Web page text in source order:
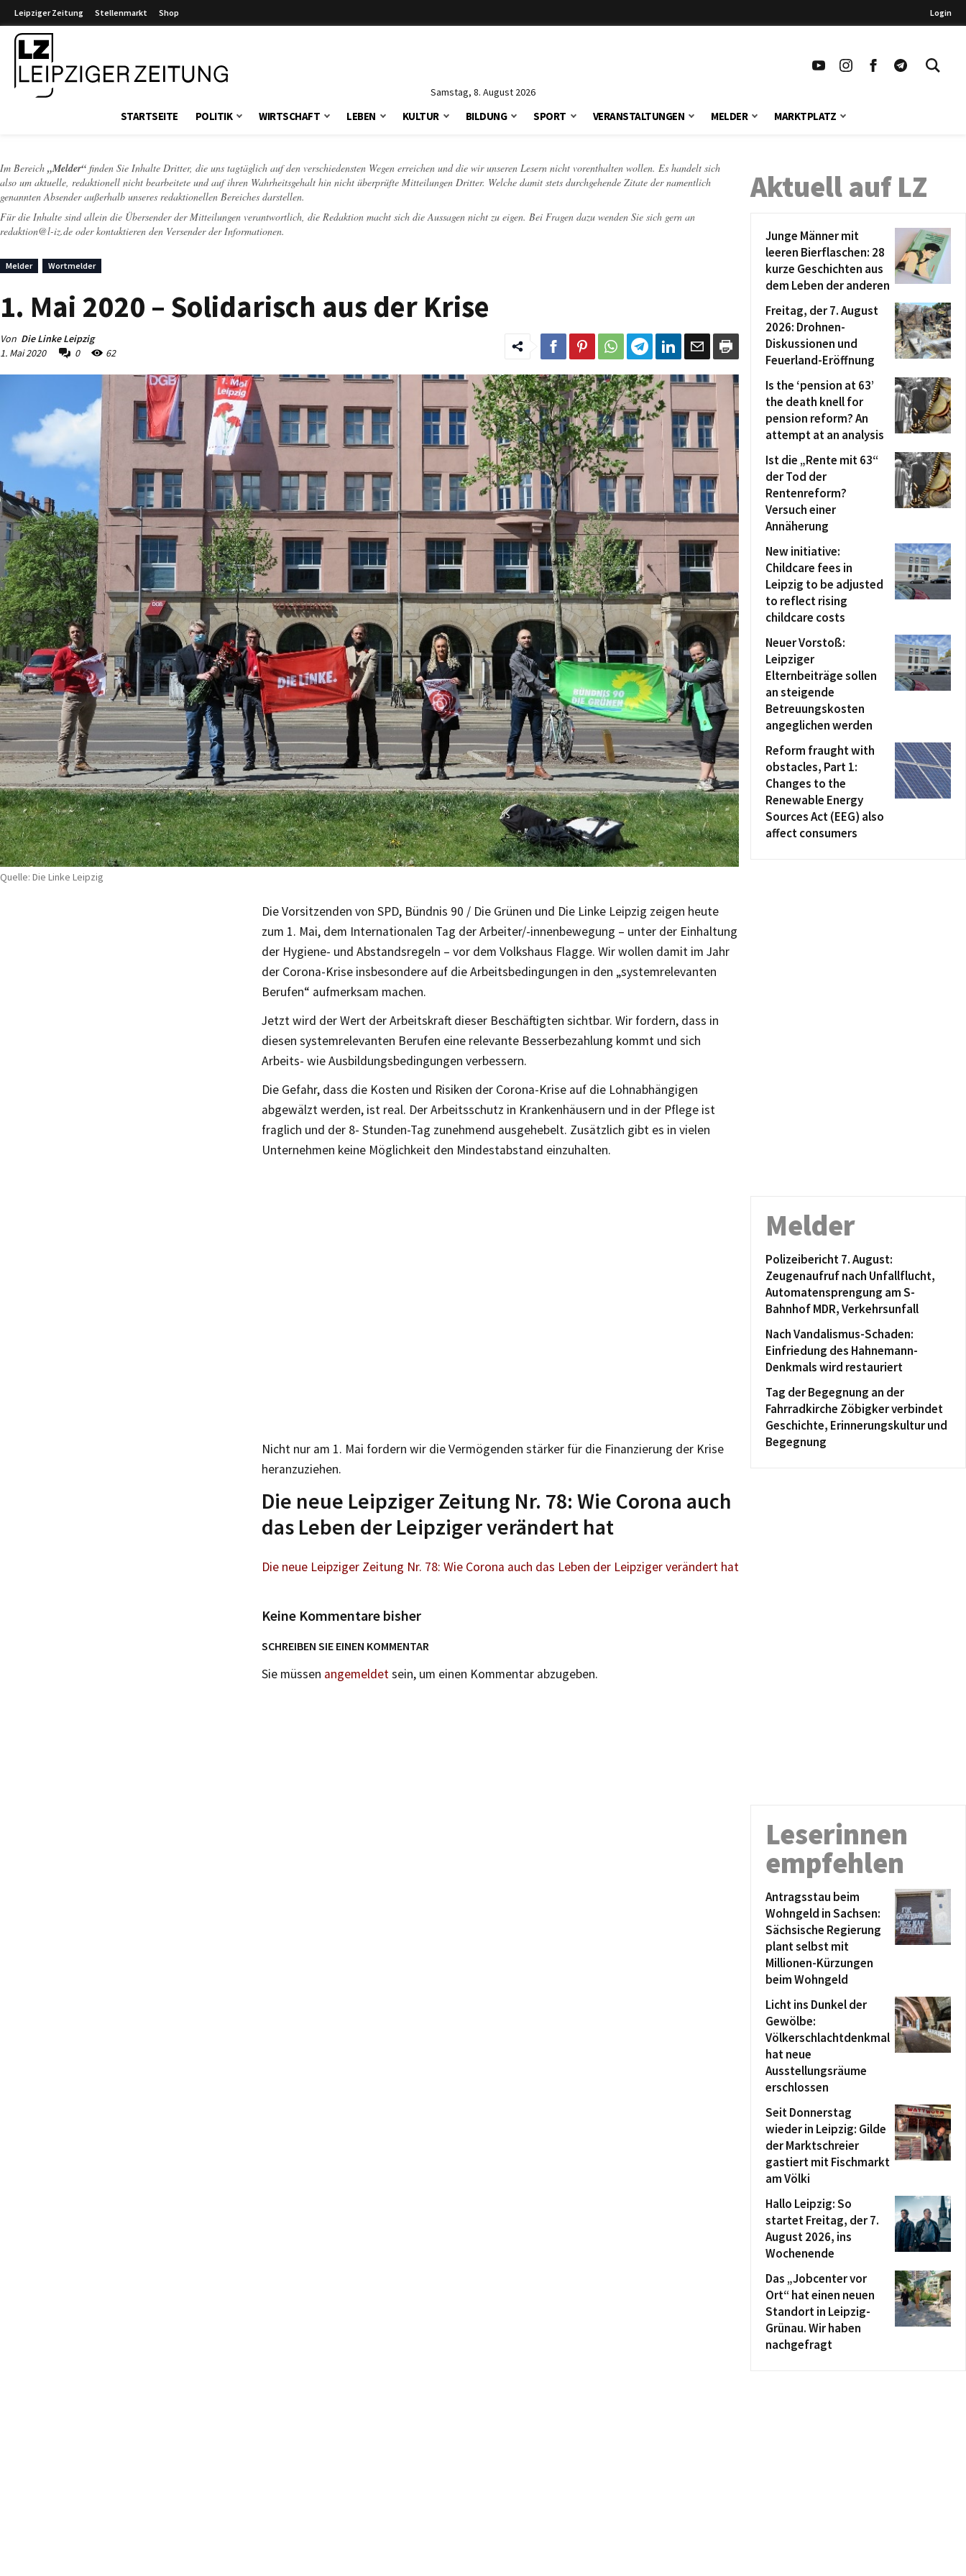
Leipziger Zeitung Stellenmarkt Shop Login
Samstag, 8. August 2026
STARTSEITE POLITIK WIRTSCHAFT LEBEN KULTUR BILDUNG SPORT VERANSTALTUNGEN MELDER MARKTPLATZ
Im Bereich „Melder“ finden Sie Inhalte Dritter, die uns tagtäglich auf den verschiedensten Wegen erreichen und die wir unseren Lesern nicht vorenthalten wollen. Es handelt sich
also um aktuelle, redaktionell nicht bearbeitete und auf ihren Wahrheitsgehalt hin nicht überprüfte Mitteilungen Dritter. Welche damit stets durchgehende Zitate der namentlich
genannten Absender außerhalb unseres redaktionellen Bereiches darstellen.
Für die Inhalte sind allein die Übersender der Mitteilungen verantwortlich, die Redaktion macht sich die Aussagen nicht zu eigen. Bei Fragen dazu wenden Sie sich gern an
redaktion@l-iz.de oder kontaktieren den Versender der Informationen.
Melder Wortmelder
1. Mai 2020 – Solidarisch aus der Krise
Von Die Linke Leipzig
1. Mai 2020
0 62
Quelle: Die Linke Leipzig
Die Vorsitzenden von SPD, Bündnis 90 / Die Grünen und Die Linke Leipzig zeigen heute
zum 1. Mai, dem Internationalen Tag der Arbeiter/-innenbewegung – unter der Einhaltung
der Hygiene- und Abstandsregeln – vor dem Volkshaus Flagge. Wir wollen damit im Jahr
der Corona-Krise insbesondere auf die Arbeitsbedingungen in den „systemrelevanten
Berufen“ aufmerksam machen.
Jetzt wird der Wert der Arbeitskraft dieser Beschäftigten sichtbar. Wir fordern, dass in
diesen systemrelevanten Berufen eine relevante Besserbezahlung kommt und sich
Arbeits- wie Ausbildungsbedingungen verbessern.
Die Gefahr, dass die Kosten und Risiken der Corona-Krise auf die Lohnabhängigen
abgewälzt werden, ist real. Der Arbeitsschutz in Krankenhäusern und in der Pflege ist
fraglich und der 8- Stunden-Tag zunehmend ausgehebelt. Zusätzlich gibt es in vielen
Unternehmen keine Möglichkeit den Mindestabstand einzuhalten.
Nicht nur am 1. Mai fordern wir die Vermögenden stärker für die Finanzierung der Krise
heranzuziehen.
Die neue Leipziger Zeitung Nr. 78: Wie Corona auch
das Leben der Leipziger verändert hat
Die neue Leipziger Zeitung Nr. 78: Wie Corona auch das Leben der Leipziger verändert hat
Keine Kommentare bisher
SCHREIBEN SIE EINEN KOMMENTAR
Sie müssen angemeldetsein, um einen Kommentar abzugeben.
Aktuell auf LZ
Junge Männer mit
leeren Bierflaschen: 28
kurze Geschichten aus
dem Leben der anderen
Freitag, der 7. August
2026: Drohnen-
Diskussionen und
Feuerland-Eröffnung
Is the ‘pension at 63’
the death knell for
pension reform? An
attempt at an analysis
Ist die „Rente mit 63“
der Tod der
Rentenreform?
Versuch einer
Annäherung
New initiative:
Childcare fees in
Leipzig to be adjusted
to reflect rising
childcare costs
Neuer Vorstoß:
Leipziger
Elternbeiträge sollen
an steigende
Betreuungskosten
angeglichen werden
Reform fraught with
obstacles, Part 1:
Changes to the
Renewable Energy
Sources Act (EEG) also
affect consumers
Melder
Polizeibericht 7. August:
Zeugenaufruf nach Unfallflucht,
Automatensprengung am S-
Bahnhof MDR, Verkehrsunfall
Nach Vandalismus-Schaden:
Einfriedung des Hahnemann-
Denkmals wird restauriert
Tag der Begegnung an der
Fahrradkirche Zöbigker verbindet
Geschichte, Erinnerungskultur und
Begegnung
Leserinnen
empfehlen
Antragsstau beim
Wohngeld in Sachsen:
Sächsische Regierung
plant selbst mit
Millionen-Kürzungen
beim Wohngeld
Licht ins Dunkel der
Gewölbe:
Völkerschlachtdenkmal
hat neue
Ausstellungsräume
erschlossen
Seit Donnerstag
wieder in Leipzig: Gilde
der Marktschreier
gastiert mit Fischmarkt
am Völki
Hallo Leipzig: So
startet Freitag, der 7.
August 2026, ins
Wochenende
Das „Jobcenter vor
Ort“ hat einen neuen
Standort in Leipzig-
Grünau. Wir haben
nachgefragt